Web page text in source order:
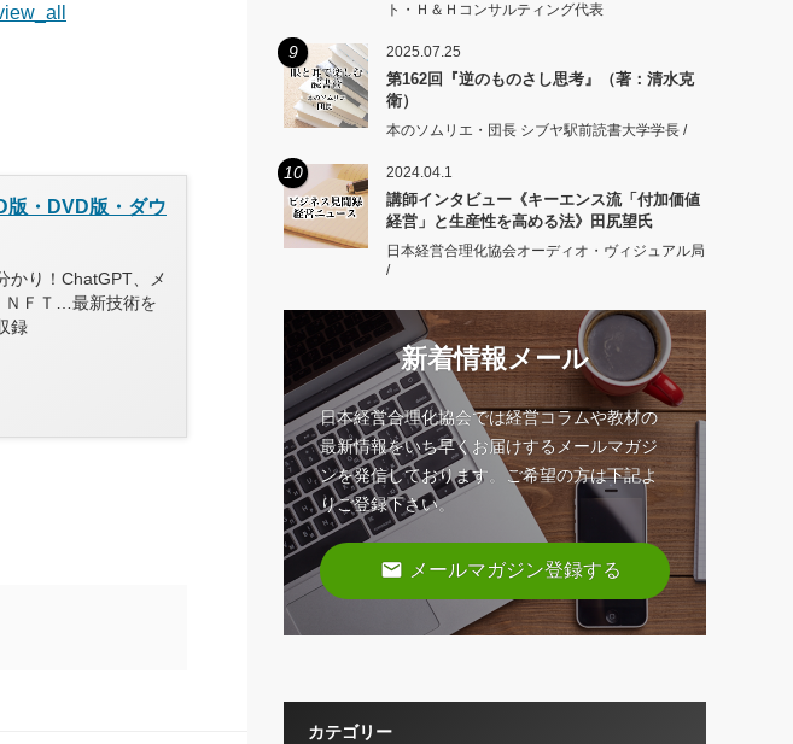
版・DVD版・ダウ
かり！ChatGPT、メ
ＮＦＴ…最新技術を
録
ト・Ｈ＆Ｈコンサルティング代表
9 2025.07.25
第162回『逆のものさし思考』（著：清水克
衛）
本のソムリエ・団長 シブヤ駅前読書大学学長 /
10 2024.04.1
講師インタビュー《キーエンス流「付加価値
経営」と生産性を高める法》田尻望氏
日本経営合理化協会オーディオ・ヴィジュアル局
/
新着情報メール
日本経営合理化協会では経営コラムや教材の
最新情報をいち早くお届けするメールマガジ
ンを発信しております。ご希望の方は下記よ
りご登録下さい。
email メールマガジン登録する
カテゴリー